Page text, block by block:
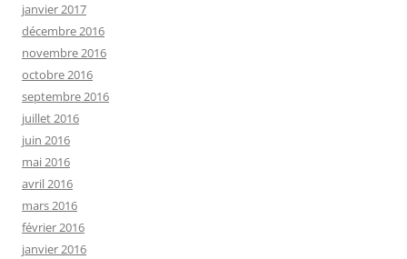
janvier 2017
décembre 2016
novembre 2016
octobre 2016
septembre 2016
juillet 2016
juin 2016
mai 2016
avril 2016
mars 2016
février 2016
janvier 2016